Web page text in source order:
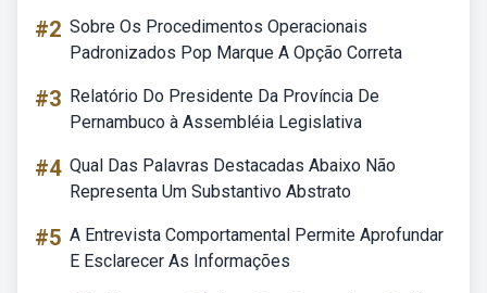
#2 Sobre Os Procedimentos Operacionais
Padronizados Pop Marque A Opção Correta
#3 Relatório Do Presidente Da Província De
Pernambuco à Assembléia Legislativa
#4 Qual Das Palavras Destacadas Abaixo Não
Representa Um Substantivo Abstrato
#5 A Entrevista Comportamental Permite Aprofundar
E Esclarecer As Informações